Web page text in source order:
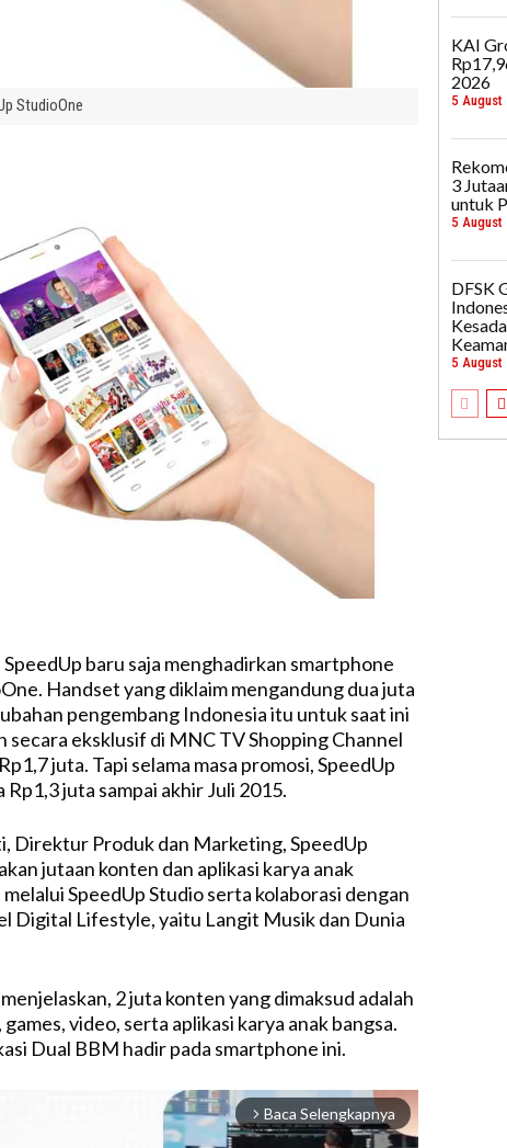
StudioOne
baru saja menghadirkan smartphone
Handset yang diklaim mengandung dua juta
pengembang Indonesia itu untuk saat ini
secara eksklusif di MNC TV Shopping Channel
juta. Tapi selama masa promosi, SpeedUp
juta sampai akhir Juli 2015.
Direktur Produk dan Marketing, SpeedUp
jutaan konten dan aplikasi karya anak
SpeedUp Studio serta kolaborasi dengan
Digital Lifestyle, yaitu Langit Musik dan Dunia
2 juta konten yang dimaksud adalah
video, serta aplikasi karya anak bangsa.
Dual BBM hadir pada smartphone ini.
arrow_forward_ios Baca Selengkapnya
KAI
2026
5 August
3
untuk
5 August
DFSK
5 August